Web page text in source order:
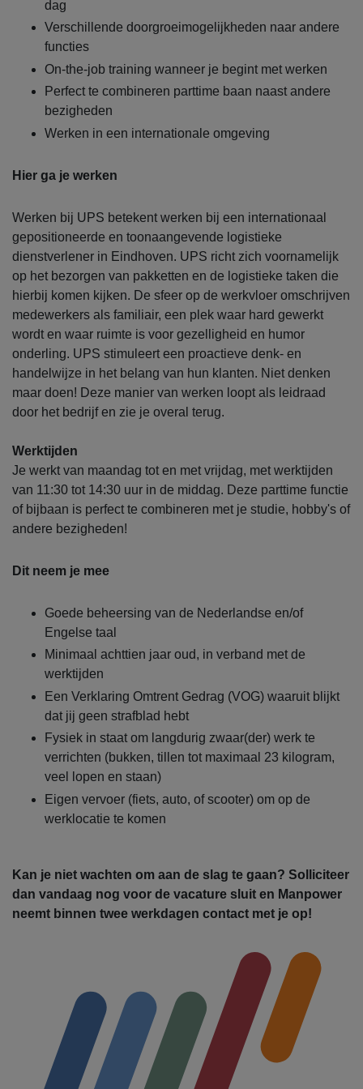
dag
Verschillende doorgroeimogelijkheden naar andere
functies
On-the-job training wanneer je begint met werken
Perfect te combineren parttime baan naast andere
bezigheden
Werken in een internationale omgeving
Hier ga je werken
Werken bij UPS betekent werken bij een internationaal
gepositioneerde en toonaangevende logistieke
dienstverlener in Eindhoven. UPS richt zich voornamelijk
op het bezorgen van pakketten en de logistieke taken die
hierbij komen kijken. De sfeer op de werkvloer omschrijven
medewerkers als familiair, een plek waar hard gewerkt
wordt en waar ruimte is voor gezelligheid en humor
onderling. UPS stimuleert een proactieve denk- en
handelwijze in het belang van hun klanten. Niet denken
maar doen! Deze manier van werken loopt als leidraad
door het bedrijf en zie je overal terug.
Werktijden
Je werkt van maandag tot en met vrijdag, met werktijden
van 11:30 tot 14:30 uur in de middag. Deze parttime functie
of bijbaan is perfect te combineren met je studie, hobby's of
andere bezigheden!
Dit neem je mee
Goede beheersing van de Nederlandse en/of
Engelse taal
Minimaal achttien jaar oud, in verband met de
werktijden
Een Verklaring Omtrent Gedrag (VOG) waaruit blijkt
dat jij geen strafblad hebt
Fysiek in staat om langdurig zwaar(der) werk te
verrichten (bukken, tillen tot maximaal 23 kilogram,
veel lopen en staan)
Eigen vervoer (fiets, auto, of scooter) om op de
werklocatie te komen
Kan je niet wachten om aan de slag te gaan? Solliciteer
dan vandaag nog voor de vacature sluit en Manpower
neemt binnen twee werkdagen contact met je op!